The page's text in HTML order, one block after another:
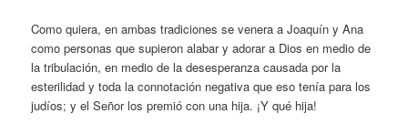
Como quiera, en ambas tradiciones se venera a Joaquín y Ana
como personas que supieron alabar y adorar a Dios en medio de
la tribulación, en medio de la desesperanza causada por la
esterilidad y toda la connotación negativa que eso tenía para los
judíos; y el Señor los premió con una hija. ¡Y qué hija!